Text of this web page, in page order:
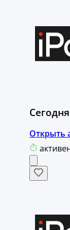
Открыть